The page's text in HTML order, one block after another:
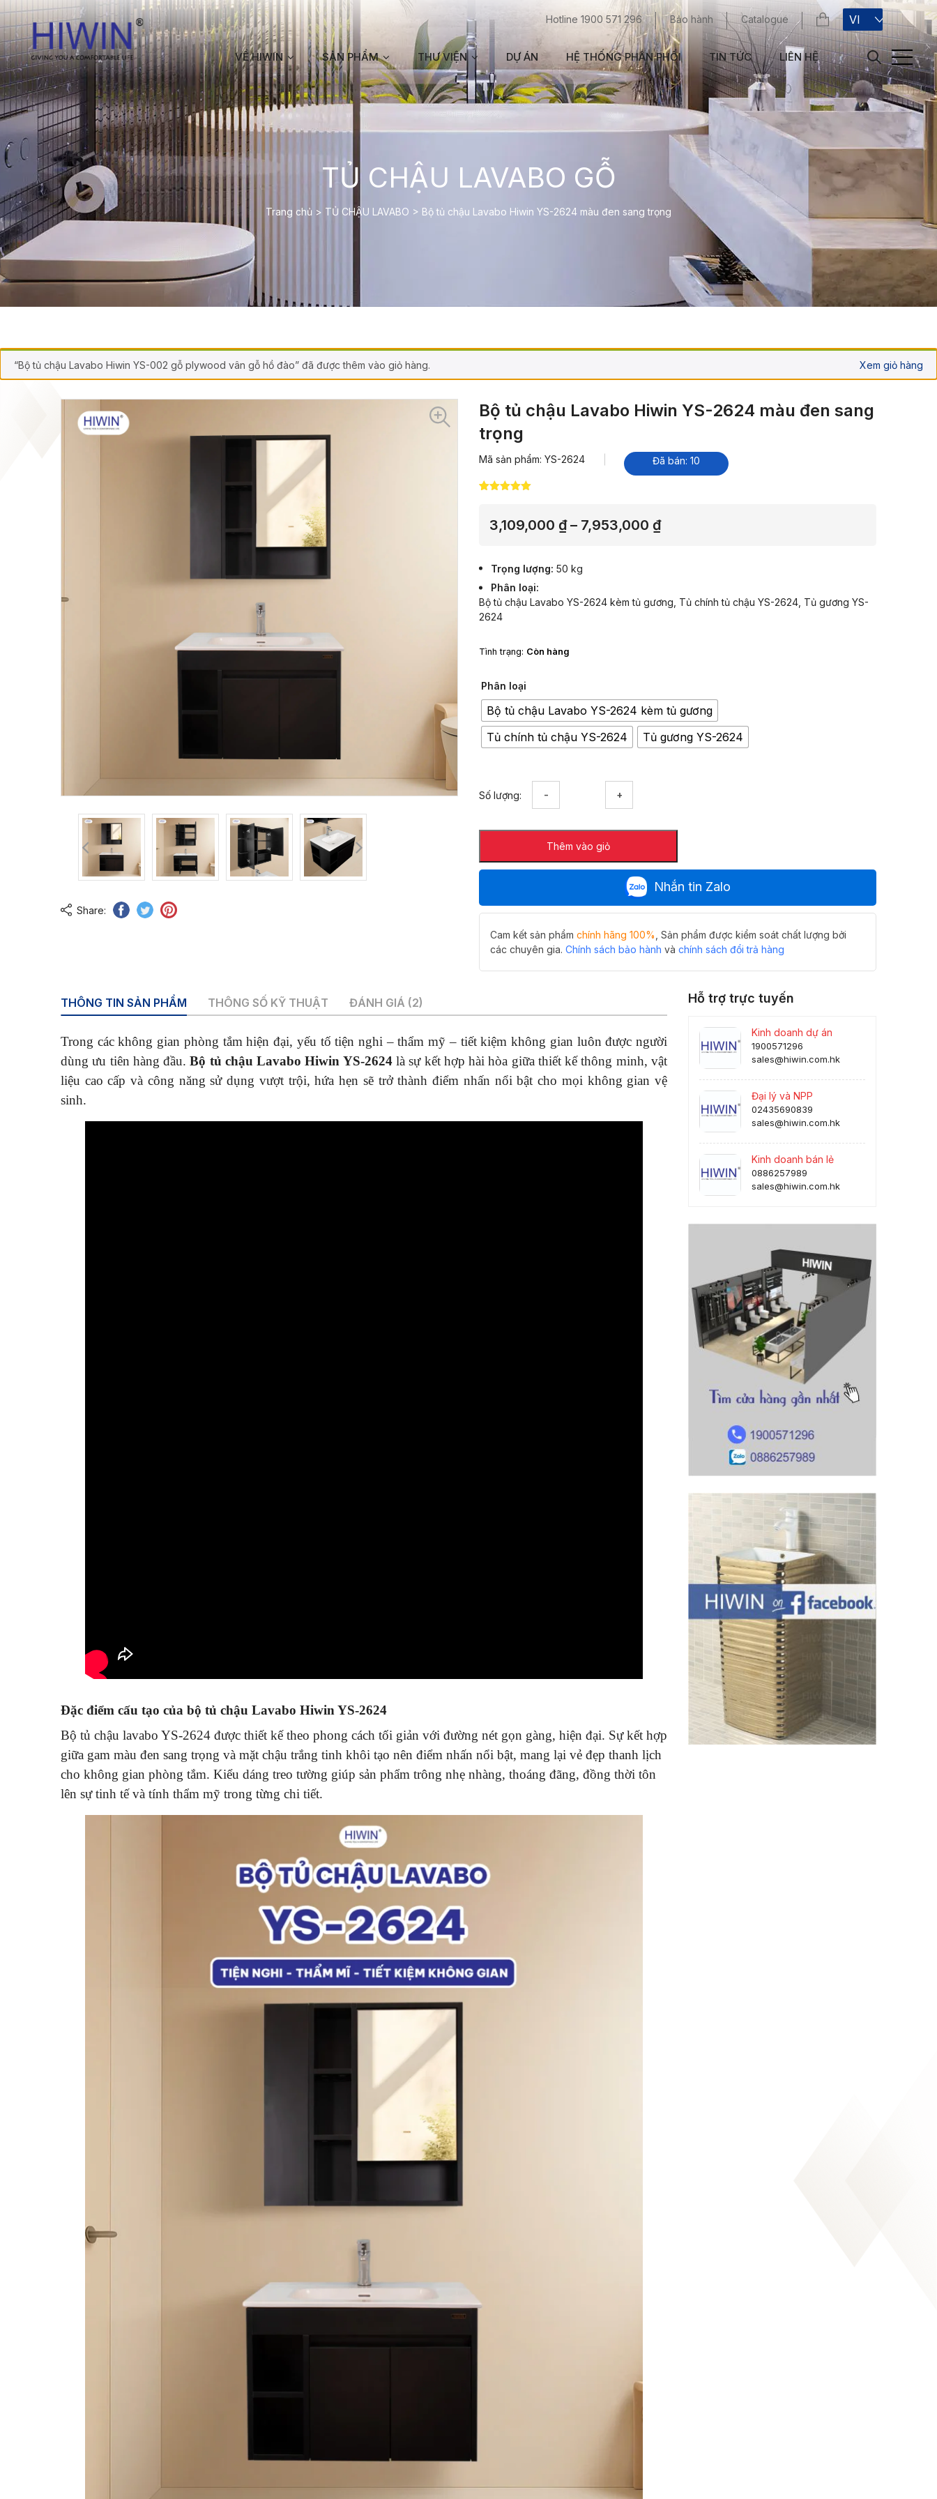
Hotline 1900 571 296 Bảo hành Catalogue VI
VỀ HIWIN SẢN PHẨM THƯ VIỆN DỰ ÁN HỆ THỐNG PHÂN PHỐI TIN TỨC LIÊN HỆ
TỦ CHẬU LAVABO GỖ
Trang chủ > TỦ CHẬU LAVABO > Bộ tủ chậu Lavabo Hiwin YS-2624 màu đen sang trọng
“Bộ tủ chậu Lavabo Hiwin YS-002 gỗ plywood vân gỗ hồ đào” đã được thêm vào giỏ hàng. Xem giỏ hàng
Share:
Bộ tủ chậu Lavabo Hiwin YS-2624 màu đen sang
trọng
Mã sản phẩm: YS-2624 Đã bán: 10
đánh giá
3,109,000 ₫ – 7,953,000 ₫Khoảng
đến
Trọng lượng 50 kg
Phân loại
Bộ tủ chậu Lavabo YS-2624 kèm tủ gương, Tủ chính tủ chậu YS-2624, Tủ gương YS-
2624
Tình trạng: Còn hàng
Phân loại
Bộ tủ chậu Lavabo YS-2624 kèm tủ gương
Tủ chính tủ chậu YS-2624
Tủ gương YS-2624
Số lượng:
Lavabo
Hiwin
YS-
đen
trọng
số
Thêm vào giỏ
Nhắn tin Zalo
Cam kết sản phẩm chính hãng 100% , Sản phẩm được kiểm soát chất lượng bởi
các chuyên gia. Chính sách bảo hành và chính sách đổi trả hàng
THÔNG TIN SẢN PHẨM THÔNG SỐ KỸ THUẬT ĐÁNH GIÁ (2)
Trong các không gian phòng tắm hiện đại, yếu tố tiện nghi – thẩm mỹ – tiết kiệm không gian luôn được người
dùng ưu tiên hàng đầu.Bộ tủ chậu Lavabo Hiwin YS-2624là sự kết hợp hài hòa giữa thiết kế thông minh, vật
liệu cao cấp và công năng sử dụng vượt trội, hứa hẹn sẽ trở thành điểm nhấn nổi bật cho mọi không gian vệ
sinh.
Đặc điểm cấu tạo của bộ tủ chậu Lavabo Hiwin YS-2624
Bộ tủ chậu lavabo YS-2624 được thiết kế theo phong cách tối giản với đường nét gọn gàng, hiện đại. Sự kết hợp
giữa gam màu đen sang trọng và mặt chậu trắng tinh khôi tạo nên điểm nhấn nổi bật, mang lại vẻ đẹp thanh lịch
cho không gian phòng tắm. Kiểu dáng treo tường giúp sản phẩm trông nhẹ nhàng, thoáng đãng, đồng thời tôn
lên sự tinh tế và tính thẩm mỹ trong từng chi tiết.
Hỗ trợ trực tuyến
Kinh doanh dự án
1900571296
sales@hiwin.com.hk
Đại lý và NPP
02435690839
sales@hiwin.com.hk
Kinh doanh bán lẻ
0886257989
sales@hiwin.com.hk